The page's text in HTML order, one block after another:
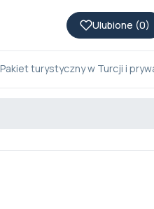
Ulubione (0)
Pakiet turystyczny w Turcji i